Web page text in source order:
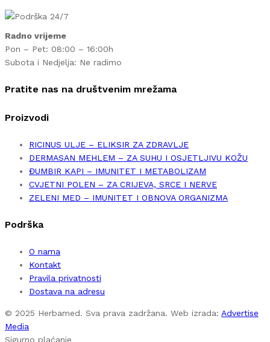
Radno vrijeme
Pon – Pet: 08:00 – 16:00h
Subota i Nedjelja: Ne radimo
Pratite nas na društvenim mrežama
Proizvodi
RICINUS ULJE – ELIKSIR ZA ZDRAVLJE
DERMASAN MEHLEM – ZA SUHU I OSJETLJIVU KOŽU
ĐUMBIR KAPI – IMUNITET I METABOLIZAM
CVJETNI POLEN – ZA CRIJEVA, SRCE I NERVE
ZELENI MED – IMUNITET I OBNOVA ORGANIZMA
Podrška
O nama
Kontakt
Pravila privatnosti
Dostava na adresu
© 2025 Herbamed. Sva prava zadržana. Web izrada: Advertise
Media
Sigurno plaćanje